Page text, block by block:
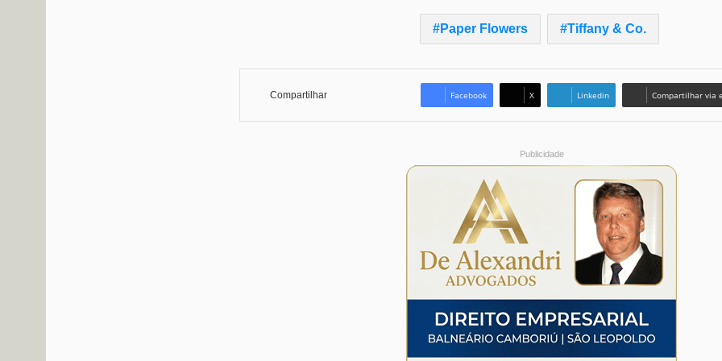
Paper Flowers Tiffany & Co.
Compartilhar Facebook X Linkedin Compartilhar via
Publicidade